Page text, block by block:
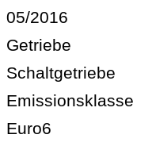
05/2016
Getriebe
Schaltgetriebe
Emissionsklasse
Euro6